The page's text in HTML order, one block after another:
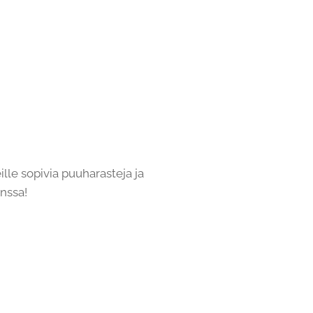
sopivia puuharasteja ja